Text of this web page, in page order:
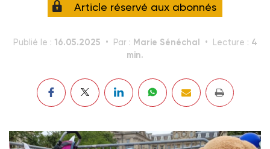
Article réservé aux abonnés
Publié le : 16.05.2025 Par : Marie Sénéchal Lecture : 4
min.